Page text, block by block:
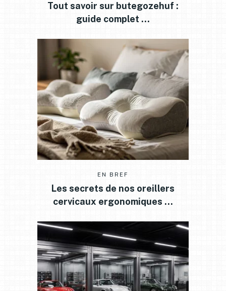
Tout savoir sur butegozehuf :
guide complet …
EN BREF
Les secrets de nos oreillers
cervicaux ergonomiques …